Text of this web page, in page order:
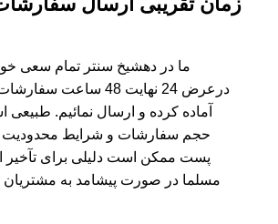
ما در دهشیخ سنتر تمام سعی
درعرض 24 نهایت 48 ساعت
آماده کرده و ارسال نمائیم. طبیعی
حجم سفارشات و شرایط محدودیت
پست ممکن است دلیلی برای تآخیر
مسلما در صورت پیشامد به مشتریان